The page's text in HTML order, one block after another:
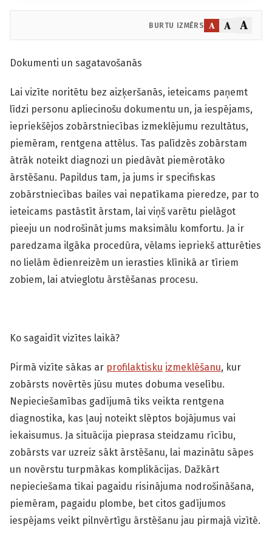
BURTU IZMĒRS A A A
Dokumenti un sagatavošanās
Lai vizīte noritētu bez aizķeršanās, ieteicams paņemt
līdzi personu apliecinošu dokumentu un, ja iespējams,
iepriekšējos zobārstniecības izmeklējumu rezultātus,
piemēram, rentgena attēlus. Tas palīdzēs zobārstam
ātrāk noteikt diagnozi un piedāvāt piemērotāko
ārstēšanu. Papildus tam, ja jums ir specifiskas
zobārstniecības bailes vai nepatīkama pieredze, par to
ieteicams pastāstīt ārstam, lai viņš varētu pielāgot
pieeju un nodrošināt jums maksimālu komfortu. Ja ir
paredzama ilgāka procedūra, vēlams iepriekš atturēties
no lielām ēdienreizēm un ierasties klīnikā ar tīriem
zobiem, lai atvieglotu ārstēšanas procesu.
Ko sagaidīt vizītes laikā?
Pirmā vizīte sākas ar profilaktisku izmeklēšanu, kur
zobārsts novērtēs jūsu mutes dobuma veselību.
Nepieciešamības gadījumā tiks veikta rentgena
diagnostika, kas ļauj noteikt slēptos bojājumus vai
iekaisumus. Ja situācija pieprasa steidzamu rīcību,
zobārsts var uzreiz sākt ārstēšanu, lai mazinātu sāpes
un novērstu turpmākas komplikācijas. Dažkārt
nepieciešama tikai pagaidu risinājuma nodrošināšana,
piemēram, pagaidu plombe, bet citos gadījumos
iespējams veikt pilnvērtīgu ārstēšanu jau pirmajā vizītē.